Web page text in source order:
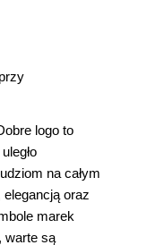
logo to
na całym
oraz
marek
warte są